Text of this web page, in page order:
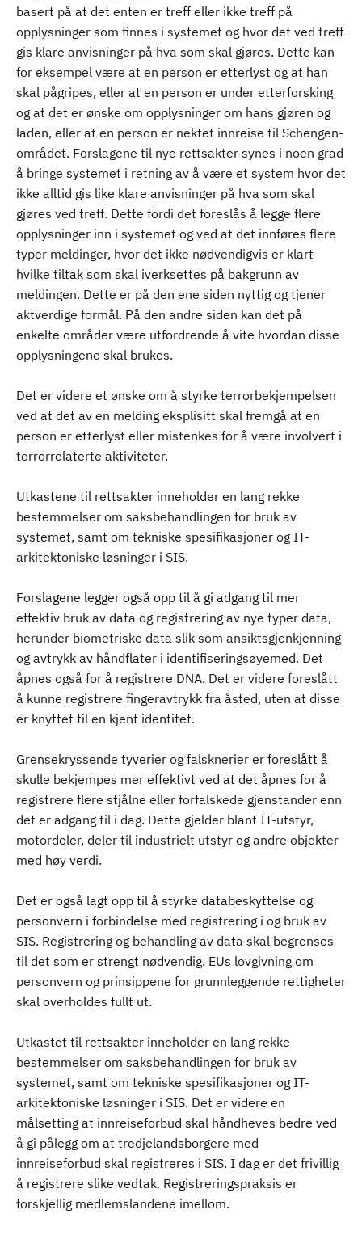
basert på at det enten er treff eller ikke treff på
opplysninger som finnes i systemet og hvor det ved treff
gis klare anvisninger på hva som skal gjøres. Dette kan
for eksempel være at en person er etterlyst og at han
skal pågripes, eller at en person er under etterforsking
og at det er ønske om opplysninger om hans gjøren og
laden, eller at en person er nektet innreise til Schengen-
området. Forslagene til nye rettsakter synes i noen grad
å bringe systemet i retning av å være et system hvor det
ikke alltid gis like klare anvisninger på hva som skal
gjøres ved treff. Dette fordi det foreslås å legge flere
opplysninger inn i systemet og ved at det innføres flere
typer meldinger, hvor det ikke nødvendigvis er klart
hvilke tiltak som skal iverksettes på bakgrunn av
meldingen. Dette er på den ene siden nyttig og tjener
aktverdige formål. På den andre siden kan det på
enkelte områder være utfordrende å vite hvordan disse
opplysningene skal brukes.
Det er videre et ønske om å styrke terrorbekjempelsen
ved at det av en melding eksplisitt skal fremgå at en
person er etterlyst eller mistenkes for å være involvert i
terrorrelaterte aktiviteter.
Utkastene til rettsakter inneholder en lang rekke
bestemmelser om saksbehandlingen for bruk av
systemet, samt om tekniske spesifikasjoner og IT-
arkitektoniske løsninger i SIS.
Forslagene legger også opp til å gi adgang til mer
effektiv bruk av data og registrering av nye typer data,
herunder biometriske data slik som ansiktsgjenkjenning
og avtrykk av håndflater i identifiseringsøyemed. Det
åpnes også for å registrere DNA. Det er videre foreslått
å kunne registrere fingeravtrykk fra åsted, uten at disse
er knyttet til en kjent identitet.
Grensekryssende tyverier og falsknerier er foreslått å
skulle bekjempes mer effektivt ved at det åpnes for å
registrere flere stjålne eller forfalskede gjenstander enn
det er adgang til i dag. Dette gjelder blant IT-utstyr,
motordeler, deler til industrielt utstyr og andre objekter
med høy verdi.
Det er også lagt opp til å styrke databeskyttelse og
personvern i forbindelse med registrering i og bruk av
SIS. Registrering og behandling av data skal begrenses
til det som er strengt nødvendig. EUs lovgivning om
personvern og prinsippene for grunnleggende rettigheter
skal overholdes fullt ut.
Utkastet til rettsakter inneholder en lang rekke
bestemmelser om saksbehandlingen for bruk av
systemet, samt om tekniske spesifikasjoner og IT-
arkitektoniske løsninger i SIS. Det er videre en
målsetting at innreiseforbud skal håndheves bedre ved
å gi pålegg om at tredjelandsborgere med
innreiseforbud skal registreres i SIS. I dag er det frivillig
å registrere slike vedtak. Registreringspraksis er
forskjellig medlemslandene imellom.